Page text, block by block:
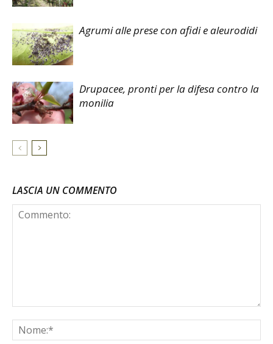
Agrumi alle prese con afidi e aleurodidi
Drupacee, pronti per la difesa contro la
monilia
LASCIA UN COMMENTO